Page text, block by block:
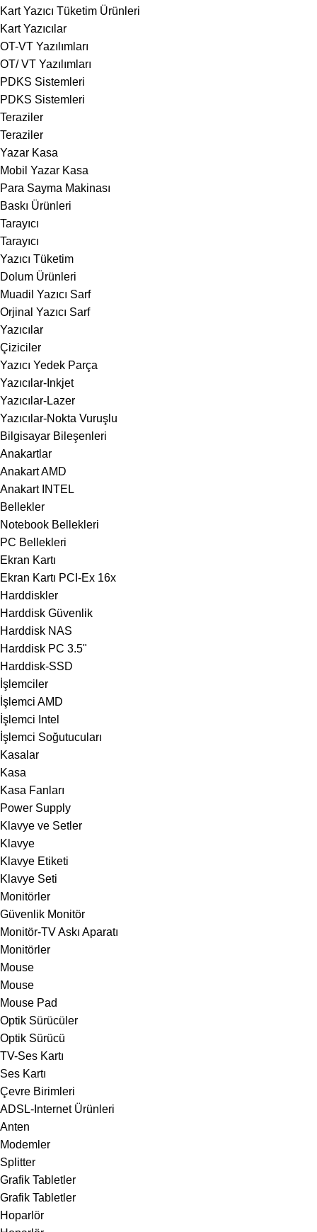
Kart Yazıcı Tüketim Ürünleri
Kart Yazıcılar
OT-VT Yazılımları
OT/ VT Yazılımları
PDKS Sistemleri
PDKS Sistemleri
Teraziler
Teraziler
Yazar Kasa
Mobil Yazar Kasa
Para Sayma Makinası
Baskı Ürünleri
Tarayıcı
Tarayıcı
Yazıcı Tüketim
Dolum Ürünleri
Muadil Yazıcı Sarf
Orjinal Yazıcı Sarf
Yazıcılar
Çiziciler
Yazıcı Yedek Parça
Yazıcılar-Inkjet
Yazıcılar-Lazer
Yazıcılar-Nokta Vuruşlu
Bilgisayar Bileşenleri
Anakartlar
Anakart AMD
Anakart INTEL
Bellekler
Notebook Bellekleri
PC Bellekleri
Ekran Kartı
Ekran Kartı PCI-Ex 16x
Harddiskler
Harddisk Güvenlik
Harddisk NAS
Harddisk PC 3.5"
Harddisk-SSD
İşlemciler
İşlemci AMD
İşlemci Intel
İşlemci Soğutucuları
Kasalar
Kasa
Kasa Fanları
Power Supply
Klavye ve Setler
Klavye
Klavye Etiketi
Klavye Seti
Monitörler
Güvenlik Monitör
Monitör-TV Askı Aparatı
Monitörler
Mouse
Mouse
Mouse Pad
Optik Sürücüler
Optik Sürücü
TV-Ses Kartı
Ses Kartı
Çevre Birimleri
ADSL-Internet Ürünleri
Anten
Modemler
Splitter
Grafik Tabletler
Grafik Tabletler
Hoparlör